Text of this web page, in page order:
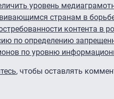
уровень
странам в
контента в
по определению
по уровню
, чтобы оставлять